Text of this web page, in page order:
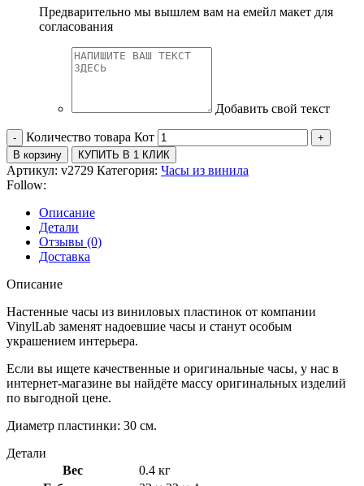
Предварительно мы вышлем вам на емейл макет для
согласования
Добавить свой текст
Количество товара Кот
В корзину КУПИТЬ В 1 КЛИК
Артикул: v2729 Категория: Часы из винила
Follow:
Описание
Детали
Отзывы (0)
Доставка
Описание
Настенные часы из виниловых пластинок от компании
VinylLab заменят надоевшие часы и станут особым
украшением интерьера.
Если вы ищете качественные и оригинальные часы, у нас в
интернет-магазине вы найдёте массу оригинальных изделий
по выгодной цене.
Диаметр пластинки: 30 см.
Детали
Вес
0.4 кг